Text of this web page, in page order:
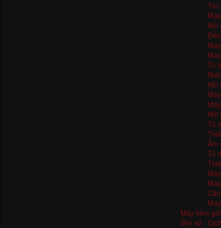
Tivi
Nồi
Tủ
Nồi
Nồi
Tủ
Ấm
Tủ
Máy kèm
Sim số -